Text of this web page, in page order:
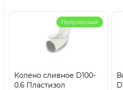
Популярный
Колено сливное D100-
0.6 Пластизол